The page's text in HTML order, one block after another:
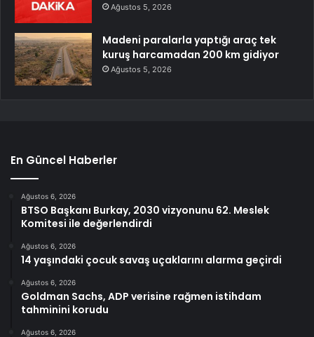
Ağustos 5, 2026
Madeni paralarla yaptığı araç tek
kuruş harcamadan 200 km gidiyor
Ağustos 5, 2026
En Güncel Haberler
Ağustos 6, 2026
BTSO Başkanı Burkay, 2030 vizyonunu 62. Meslek
Komitesi ile değerlendirdi
Ağustos 6, 2026
14 yaşındaki çocuk savaş uçaklarını alarma geçirdi
Ağustos 6, 2026
Goldman Sachs, ADP verisine rağmen istihdam
tahminini korudu
Ağustos 6, 2026